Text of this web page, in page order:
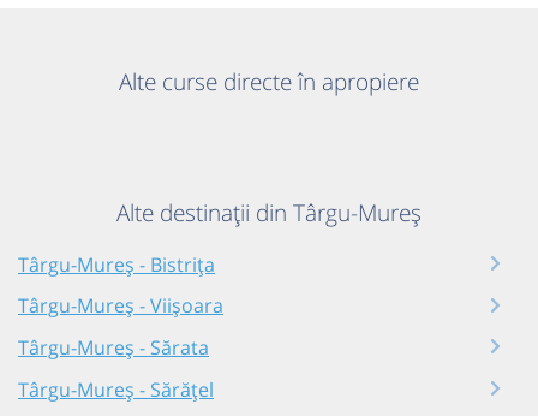
Alte curse directe în apropiere
Alte destinații din Târgu-Mureș
Târgu-Mureș - Bistrița
Târgu-Mureș - Viișoara
Târgu-Mureș - Sărata
Târgu-Mureș - Sărățel